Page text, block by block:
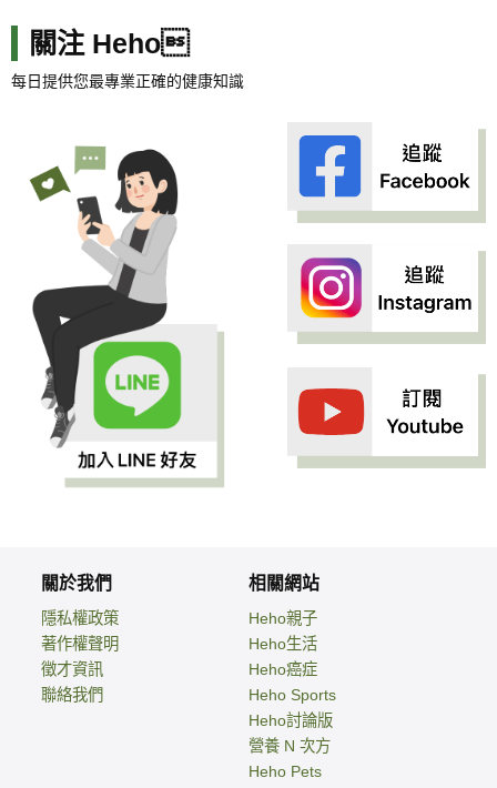
關注 Heho
每日提供您最專業正確的健康知識
關於我們
隱私權政策
著作權聲明
徵才資訊
聯絡我們
相關網站
Heho親子
Heho生活
Heho癌症
Heho Sports
Heho討論版
營養 N 次方
Heho Pets